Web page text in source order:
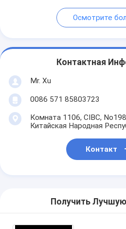
Осмотрите
Контактная
Mr. Xu
0086 571 85803723
Комната 1106, CIBC,
Китайская Народная
Контакт
Получить